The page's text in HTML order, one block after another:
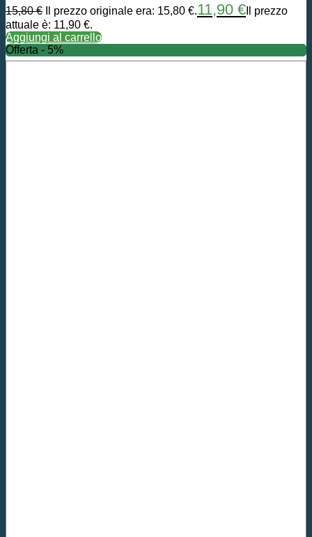
15,80€ Il prezzo originale era: 15,80 €.11,90 € Il prezzo
attuale è: 11,90 €.
Aggiungi al carrello
Offerta - 5%